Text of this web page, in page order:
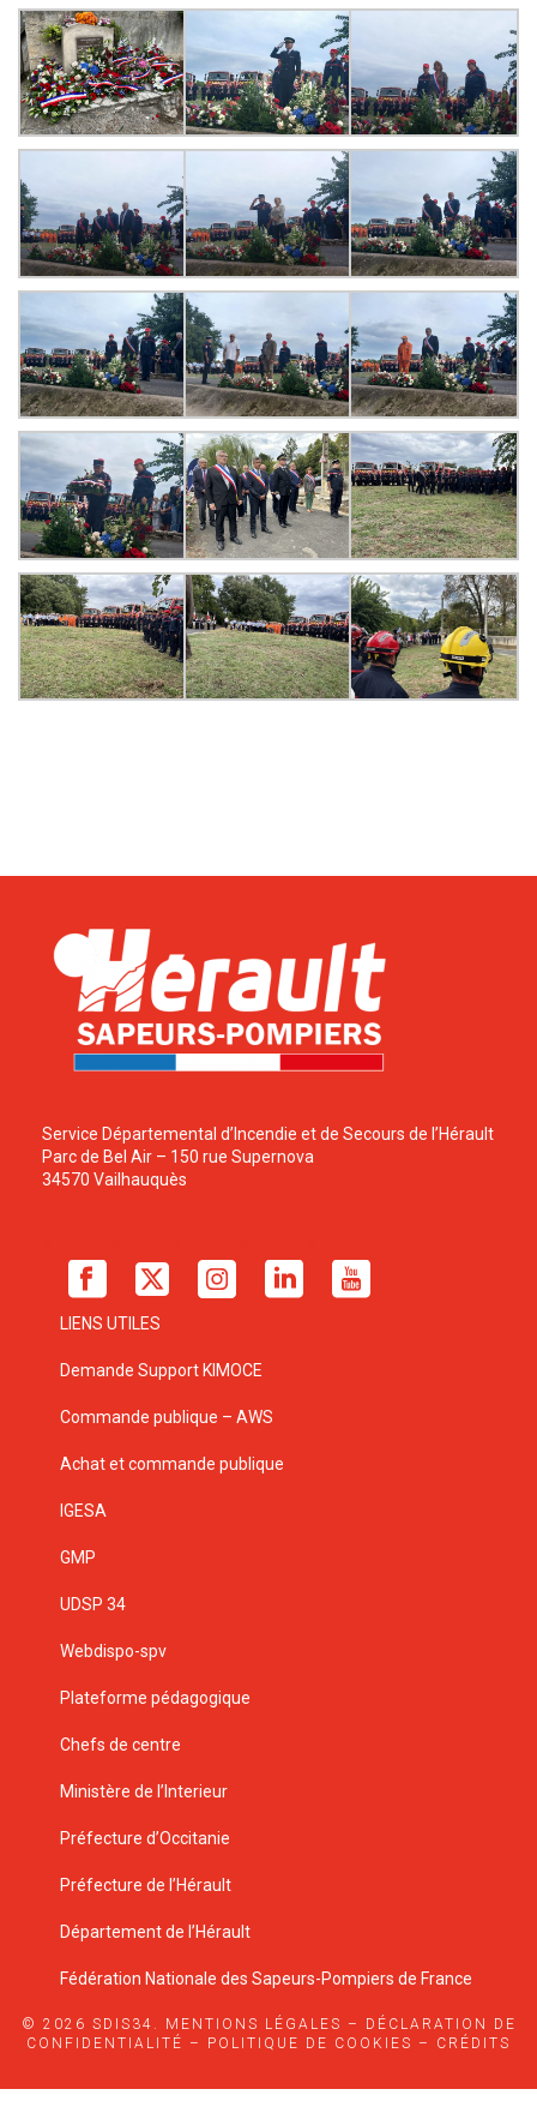
Service Départemental d’Incendie et de Secours de l’Hérault
Parc de Bel Air – 150 rue Supernova
34570 Vailhauquès
LIENS UTILES
Demande Support KIMOCE
Commande publique – AWS
Achat et commande publique
IGESA
GMP
UDSP 34
Webdispo-spv
Plateforme pédagogique
Chefs de centre
Ministère de l’Interieur
Préfecture d’Occitanie
Préfecture de l’Hérault
Département de l’Hérault
Fédération Nationale des Sapeurs-Pompiers de France
© 2026 SDIS34. MENTIONS LÉGALES –
DÉCLARATION DE
CONFIDENTIALITÉ – POLITIQUE DE COOKIES – CRÉDITS